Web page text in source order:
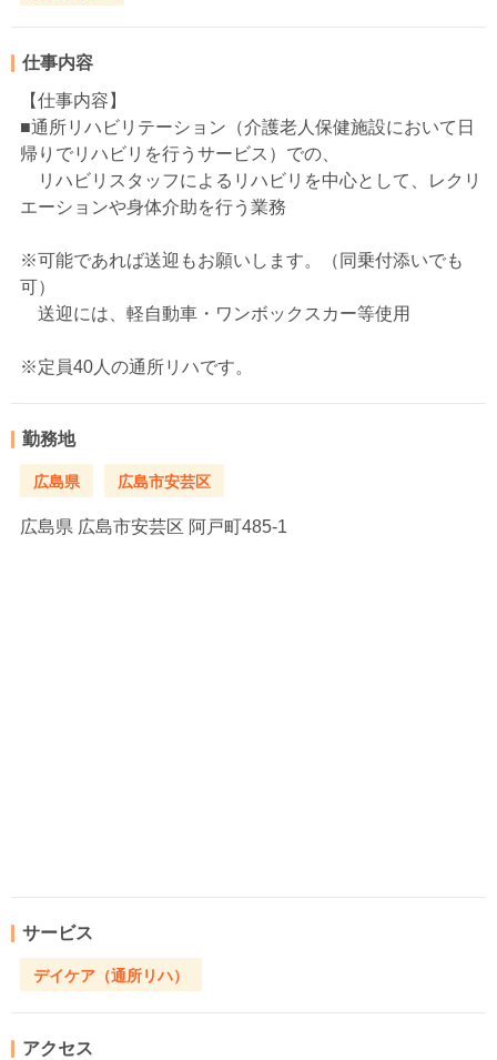
仕事内容
【仕事内容】
■通所リハビリテーション（介護老人保健施設において日
帰りでリハビリを行うサービス）での、
リハビリスタッフによるリハビリを中心として、レクリ
エーションや身体介助を行う業務
※可能であれば送迎もお願いします。（同乗付添いでも
可）
送迎には、軽自動車・ワンボックスカー等使用
※定員40人の通所リハです。
勤務地
広島県 広島市安芸区
広島県 広島市安芸区 阿戸町485-1
サービス
デイケア（通所リハ）
アクセス